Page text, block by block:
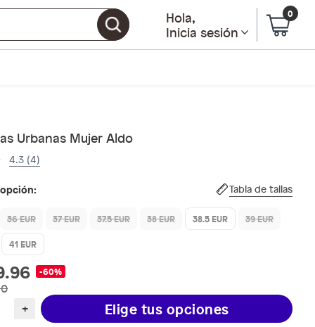
Hola,
Inicia sesión
0
Urbanas Mujer Aldo
4.3 (4)
Tabla de tallas
36 EUR 37 EUR 37.5 EUR 38 EUR 38.5 EUR
39 EUR
41 EUR
-60%
+ Elige tus opciones